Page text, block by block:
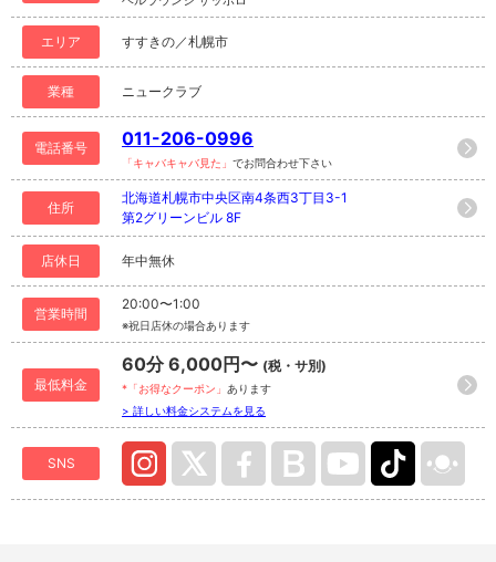
エリア すすきの／札幌市
業種 ニュークラブ
電話番号 011-206-0996
「キャバキャバ見た」 でお問合わせ下さい
住所
北海道札幌市中央区南4条西3丁目3-1
第2グリーンビル 8F
店休日 年中無休
営業時間
20:00〜1:00
※祝日店休の場合あります
最低料金
60分 6,000円〜 (税・サ別)
*「お得なクーポン」 あります
> 詳しい料金システムを見る
SNS